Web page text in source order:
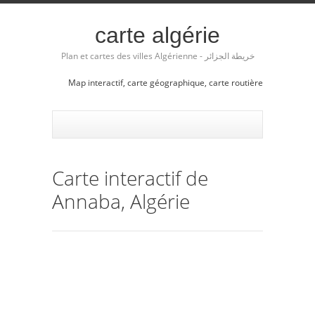
carte algérie
Plan et cartes des villes Algérienne - خريطة الجزائر
Map interactif, carte géographique, carte routière
Carte interactif de
Annaba, Algérie